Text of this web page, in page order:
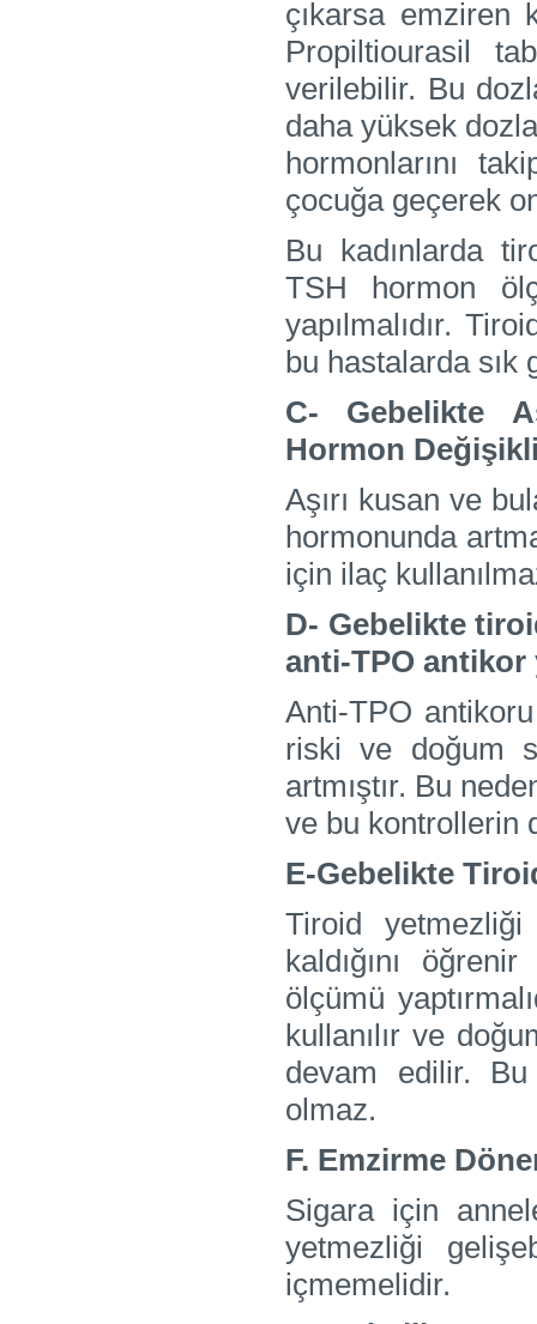
çıkarsa emziren
Propiltiourasil
verilebilir. Bu
daha yüksek
hormonlarını
çocuğa geçerek
Bu kadınlarda
TSH hormon
yapılmalıdır.
bu hastalarda sık
C- Gebelikte
Hormon
Aşırı kusan ve
hormonunda
için ilaç
D- Gebelikte
anti-TPO
Anti-TPO
riski ve doğum
artmıştır. Bu
ve bu kontrollerin
E-Gebelikte
Tiroid
kaldığını
ölçümü
kullanılır ve
devam edilir. Bu
olmaz.
F. Emzirme
Sigara için
yetmezliği
içmemelidir.